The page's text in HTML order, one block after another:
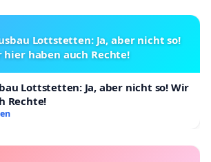
Lottstetten: Ja, aber nicht so!
hier haben auch Rechte!
Lottstetten: Ja, aber nicht so! Wir
Rechte!